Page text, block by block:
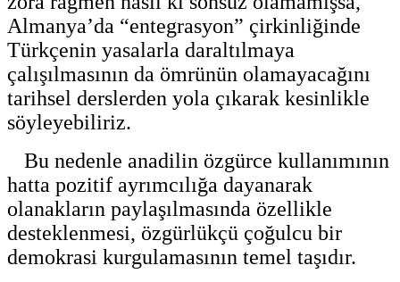
Almanya’da “entegrasyon” çirkinliğinde
Türkçenin yasalarla daraltılmaya
çalışılmasının da ömrünün olamayacağını
tarihsel derslerden yola çıkarak kesinlikle
söyleyebiliriz.
Bu nedenle anadilin özgürce kullanımının
hatta pozitif ayrımcılığa dayanarak
olanakların paylaşılmasında özellikle
desteklenmesi, özgürlükçü çoğulcu bir
demokrasi kurgulamasının temel taşıdır.